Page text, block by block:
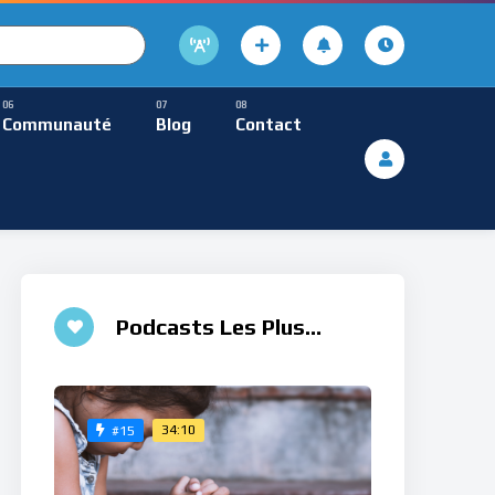
Lecture
Communauté Blog Contact
Méditative
Podcasts Les Plus
#15 34:10